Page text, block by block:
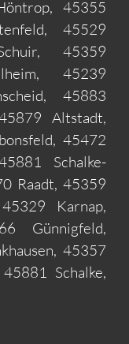
45355
45529
45359
45239
45883
Altstadt,
45472
Schalke-
Raadt, 45359
Karnap,
Günnigfeld,
45357
Schalke,